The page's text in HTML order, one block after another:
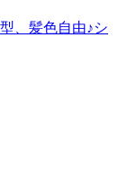
、髪色自由♪シ